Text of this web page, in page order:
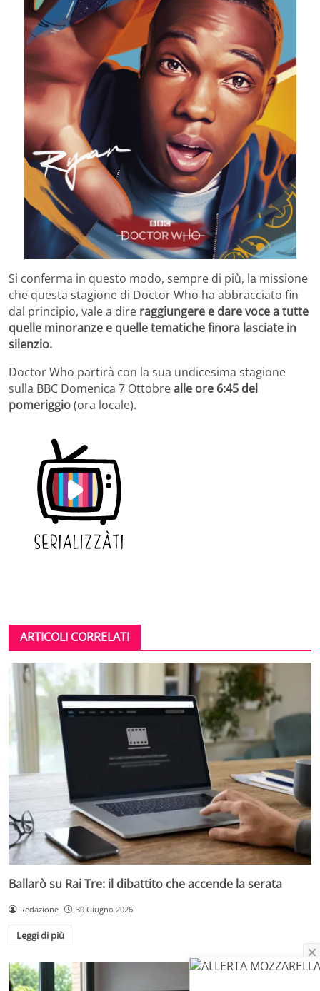
Si conferma in questo modo, sempre di più, la missione
che questa stagione di Doctor Who ha abbracciato fin
dal principio, vale a dire raggiungere e dare voce a tutte
quelle minoranze e quelle tematiche finora lasciate in
silenzio.
Doctor Who partirà con la sua undicesima stagione
sulla BBC Domenica 7 Ottobrealle ore 6:45 del
pomeriggio(ora locale).
ARTICOLI CORRELATI
Ballarò su Rai Tre: il dibattito che accende la serata
Redazione 30 Giugno 2026
Leggi di più